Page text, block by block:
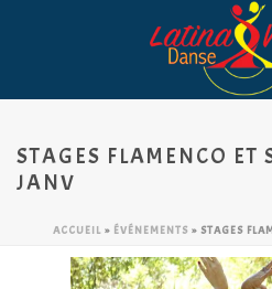
STAGES FLAMENCO ET
JANV
ACCUEIL» ÉVÉNEMENTS» STAGES